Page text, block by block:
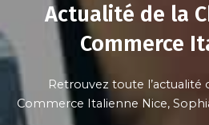
Actualité de la
Commerce
Retrouvez toute l’actualité
Commerce Italienne Nice,